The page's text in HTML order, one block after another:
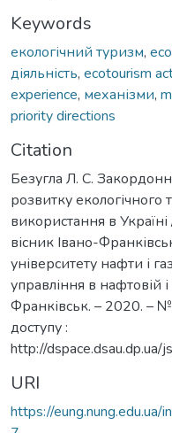
Keywords
екологічний туризм,
діяльність, ecotourism
experience, механізми,
priority directions
Citation
Безугла Л. С.
розвитку екологічного
використання в
вісник Івано-
університету нафти і
управління в нафтовій
Франківськ. – 2020. –
доступу :
http://
URI
https://